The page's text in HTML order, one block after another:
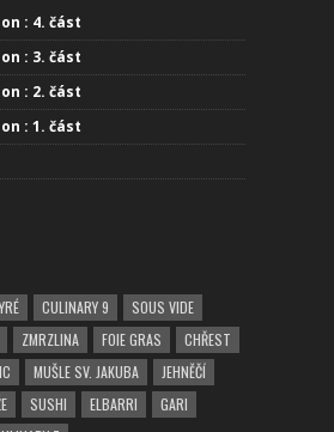
: 4. část
: 3. část
: 2. část
: 1. část
CULINARY 9
SOUS VIDE
ZMRZLINA FOIE GRAS
CHŘEST
MUŠLE SV. JAKUBA
JEHNĚČÍ
SUSHI ELBARRI
GARI